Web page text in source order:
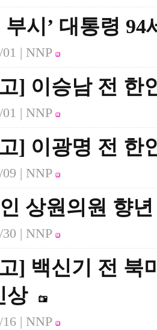
부시’ 대통령 94
| NNP
] 이승남 전 한
| NNP
] 이광명 전 한
| NNP
상원의원 향
| NNP
] 백신기 전 북
상
16 | NNP